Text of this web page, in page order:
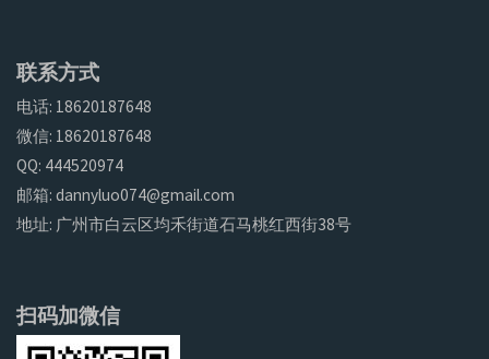
联系方式
电话: 18620187648
微信: 18620187648
QQ: 444520974
邮箱: dannyluo074@gmail.com
地址: 广州市白云区均禾街道石马桃红西街38号
扫码加微信